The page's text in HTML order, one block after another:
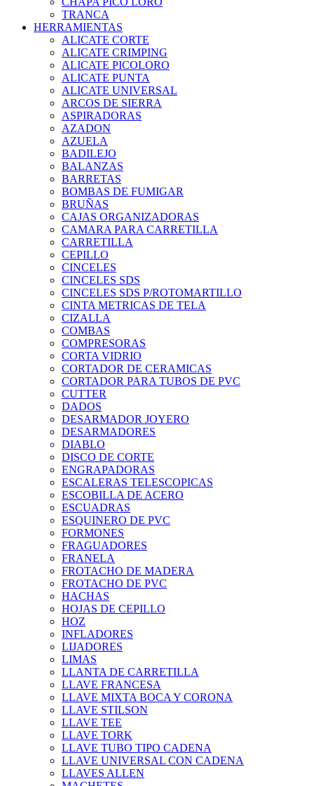
TRANCA
HERRAMIENTAS
ALICATE CORTE
ALICATE CRIMPING
ALICATE PICOLORO
ALICATE PUNTA
ALICATE UNIVERSAL
ARCOS DE SIERRA
ASPIRADORAS
AZADON
AZUELA
BADILEJO
BALANZAS
BARRETAS
BOMBAS DE FUMIGAR
BRUÑAS
CAJAS ORGANIZADORAS
CAMARA PARA CARRETILLA
CARRETILLA
CEPILLO
CINCELES
CINCELES SDS
CINCELES SDS P/ROTOMARTILLO
CINTA METRICAS DE TELA
CIZALLA
COMBAS
COMPRESORAS
CORTA VIDRIO
CORTADOR DE CERAMICAS
CORTADOR PARA TUBOS DE PVC
CUTTER
DADOS
DESARMADOR JOYERO
DESARMADORES
DIABLO
DISCO DE CORTE
ENGRAPADORAS
ESCALERAS TELESCOPICAS
ESCOBILLA DE ACERO
ESCUADRAS
ESQUINERO DE PVC
FORMONES
FRAGUADORES
FRANELA
FROTACHO DE MADERA
FROTACHO DE PVC
HACHAS
HOJAS DE CEPILLO
HOZ
INFLADORES
LIJADORES
LIMAS
LLANTA DE CARRETILLA
LLAVE FRANCESA
LLAVE MIXTA BOCA Y CORONA
LLAVE STILSON
LLAVE TEE
LLAVE TORK
LLAVE TUBO TIPO CADENA
LLAVE UNIVERSAL CON CADENA
LLAVES ALLEN